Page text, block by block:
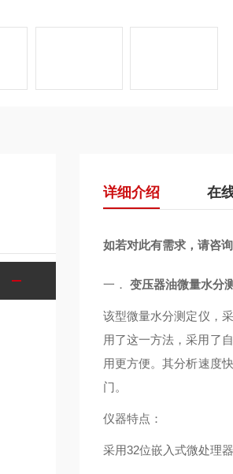
详细介绍 在
如若对此有需求，请咨询
一． 变压器油微量水分
该型微量水分测定仪，
用了这一方法，采用了
用更方便。其分析速度
门。
仪器特点：
采用32位嵌入式微处理